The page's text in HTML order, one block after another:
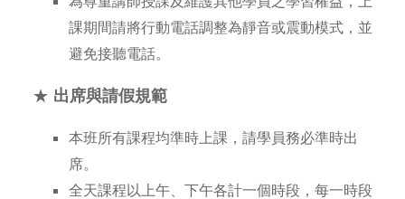
課期間請將行動電話調整為靜音或震動模式，並
避免接聽電話。
★ 出席與請假規範
本班所有課程均準時上課，請學員務必準時出
席。
全天課程以上午、下午各計一個時段，每一時段